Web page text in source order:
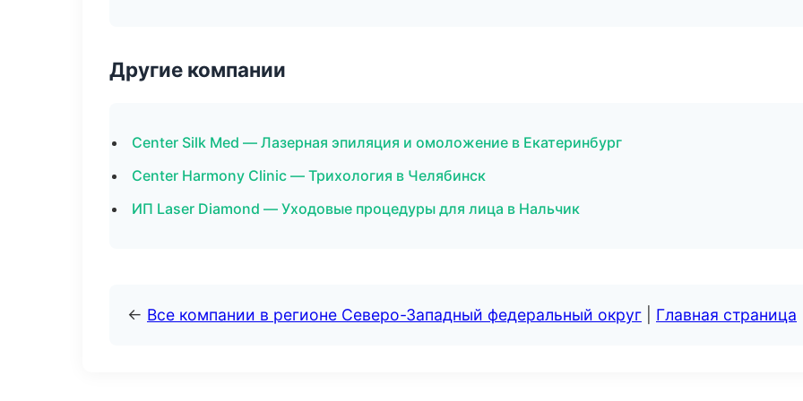
Другие компании
Center Silk Med — Лазерная эпиляция и омоложение в Екатеринбург
Center Harmony Clinic — Трихология в Челябинск
ИП Laser Diamond — Уходовые процедуры для лица в Нальчик
← Все компании в регионе Северо-Западный федеральный округ Главная страница